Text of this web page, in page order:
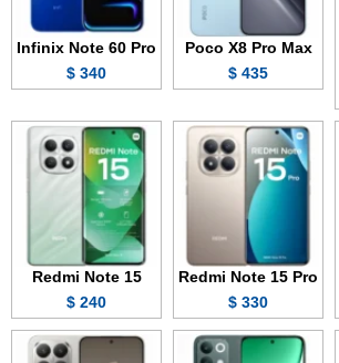
Poco X8 Pro Max
435 $
Infinix Note 60 Pro
340 $
Redmi Note 15 Pro
330 $
Redmi Note 15
240 $